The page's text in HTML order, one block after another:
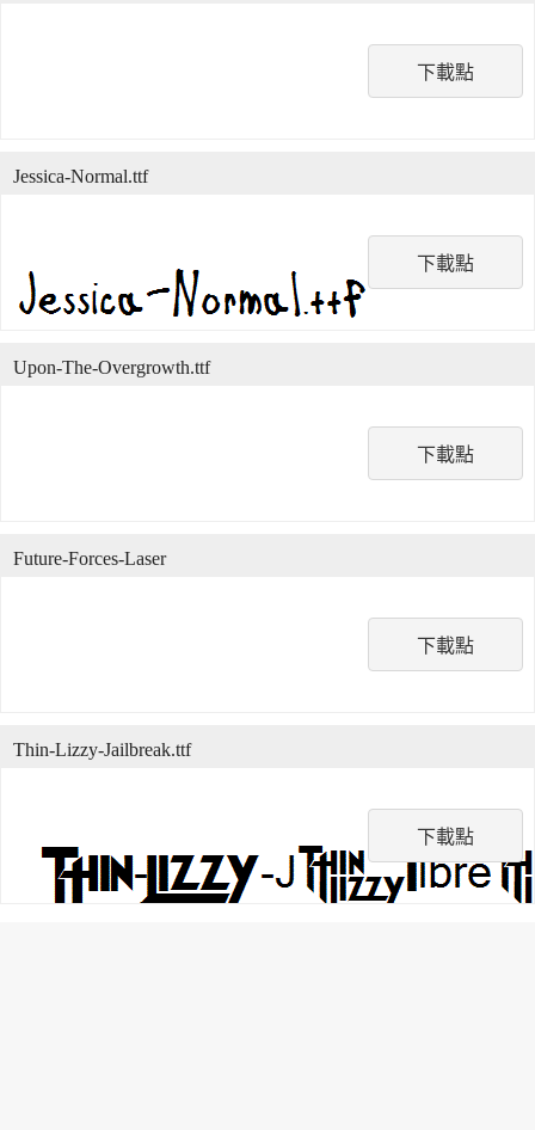
下載點
下載點
Jessica-Normal.ttf
下載點
Upon-The-Overgrowth.ttf
下載點
Future-Forces-Laser
下載點
Thin-Lizzy-Jailbreak.ttf